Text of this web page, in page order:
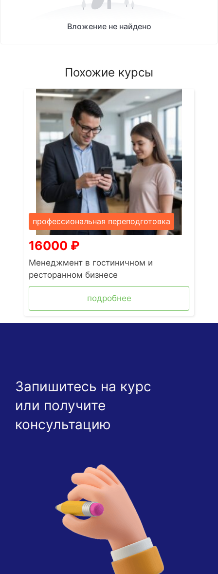
Вложение не найдено
Похожие курсы
профессиональная переподготовка
16000 ₽
Менеджмент в гостиничном и
ресторанном бизнесе
подробнее
Запишитесь на курс
или получите
консультацию